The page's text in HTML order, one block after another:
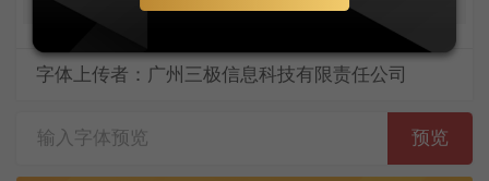
字体上传者：广州三极信息科技有限责任公司
预览